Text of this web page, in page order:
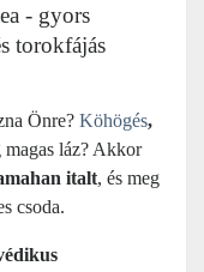
- gyors
torokfájás
Önre? Köhögés,
magas láz? Akkor
italt, és meg
csoda.